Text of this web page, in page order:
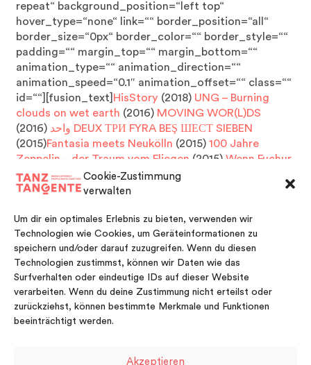
Cookie-Zustimmung
verwalten
Um dir ein optimales Erlebnis zu bieten, verwenden wir
Technologien wie Cookies, um Geräteinformationen zu
speichern und/oder darauf zuzugreifen. Wenn du diesen
Technologien zustimmst, können wir Daten wie das
Surfverhalten oder eindeutige IDs auf dieser Website
verarbeiten. Wenn du deine Zustimmung nicht erteilst oder
zurückziehst, können bestimmte Merkmale und Funktionen
beeinträchtigt werden.
Akzeptieren
repeat“ background_position=“left top“
hover_type=“none“ link=““ border_position=“all“
border_size=“0px“ border_color=““ border_style=““
padding=““ margin_top=““ margin_bottom=““
animation_type=““ animation_direction=““
animation_speed=“0.1″ animation_offset=““ class=““
id=““][fusion_text] HisStory (2018) UNG – Burning
clouds on wet earth (2016) MOVING WOR(L)DS
(2016) واحد DEUX ТРИ FYRA BEŞ ШЕСТ SIEBEN
(2015)Fantasia meets Neukölln (2015)100 Jahre
Zeppelin – der Traum vom Fliegen (2015)Wenn Fuchur
mit der Käthe tanzt(2013)Carmen – respect reloaded
(2012)Tausend Türen
[/fusion_text][/two_third][/fullwidth]